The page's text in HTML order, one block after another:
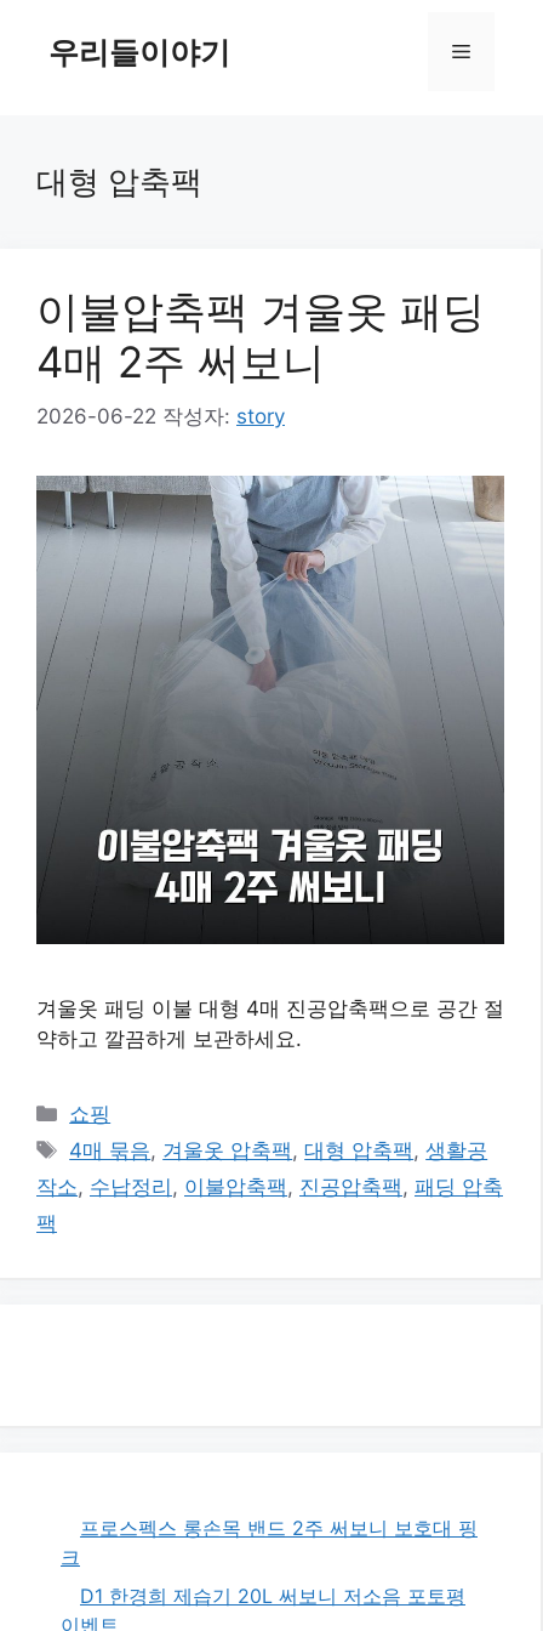
우리들이야기 메
대형 압축팩
이불압축팩 겨울옷 패딩
4매 2주 써보니
2026-06-22 작성자: story
겨울옷 패딩 이불 대형 4매 진공압축팩으로 공간 절
약하고 깔끔하게 보관하세요.
카
테
리
쇼핑
태
그
4매 묶음, 겨울옷 압축팩 ,대형 압축팩 ,생활공
작소, 수납정리 , 이불압축팩 , 진공압축팩 , 패딩 압축
팩
프로스펙스 롱손목 밴드 2주 써보니 보호대 핑
크
D1 한경희 제습기 20L 써보니 저소음 포토평
이벤트